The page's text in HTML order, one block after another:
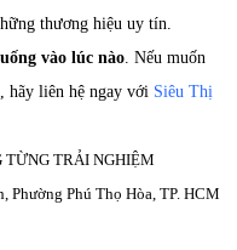
thương hiệu uy tín.
vào lúc nào . Nếu muốn
hãy liên hệ ngay với Siêu Thị
TỪNG TRẢI NGHIỆM
Phường Phú Thọ Hòa, TP. HCM